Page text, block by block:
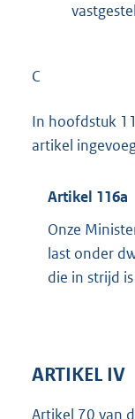
C
In hoofdstuk
artikel
Artikel 116a
Onze
last onder
die in strijd
ARTIKEL IV
Artikel 70 van